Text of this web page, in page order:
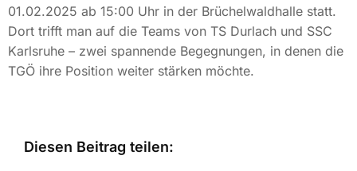
01.02.2025 ab 15:00 Uhr in der Brüchelwaldhalle statt.
Dort trifft man auf die Teams von TS Durlach und SSC
Karlsruhe – zwei spannende Begegnungen, in denen die
TGÖ ihre Position weiter stärken möchte.
Diesen Beitrag teilen: